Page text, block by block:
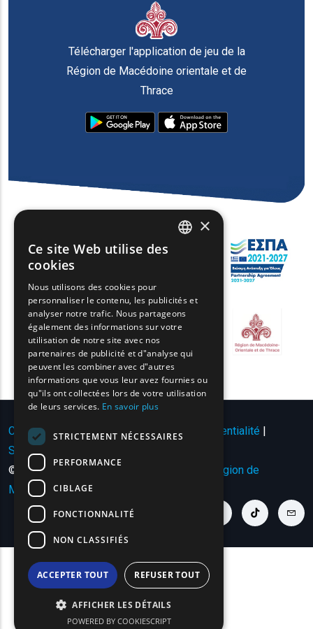
Télécharger l'application de jeu de la
Région de Macédoine orientale et de
Thrace
Conditions d'utilisation | Politique de confidentialité |
Sitemap
© Copyright 2024 - Tous droits réservés
Région de
Macédoine orientale et de Thrace
youtube linkfacebook link linkedin linkinstagram link
tiktok link
FRENCH
BULGARIAN
GERMAN
ROMANIAN
TURKISH
×
Ce site Web utilise des
cookies
Nous utilisons des cookies pour
personnaliser le contenu, les publicités et
analyser notre trafic. Nous partageons
également des informations sur votre
utilisation de notre site avec nos
partenaires de publicité et d"analyse qui
peuvent les combiner avec d"autres
informations que vous leur avez fournies ou
qu"ils ont collectées lors de votre utilisation
de leurs services. En savoir plus
STRICTEMENT NÉCESSAIRES
PERFORMANCE
CIBLAGE
FONCTIONNALITÉ
NON CLASSIFIÉS
ACCEPTER TOUT REFUSER TOUT
AFFICHER LES DÉTAILS
POWERED BY COOKIESCRIPT